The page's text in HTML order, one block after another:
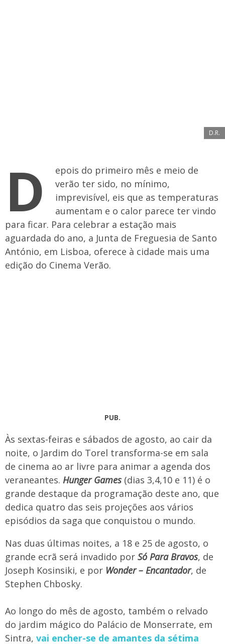
D.R.
D
epois do primeiro mês e meio de
verão ter sido, no mínimo,
imprevisível, eis que as temperaturas
aumentam e o calor parece ter vindo
para ficar. Para celebrar a estação mais
aguardada do ano, a Junta de Freguesia de Santo
António, em Lisboa, oferece à cidade mais uma
edição do Cinema Verão.
PUB.
Às sextas-feiras e sábados de agosto, ao cair da
noite, o Jardim do Torel transforma-se em sala
de cinema ao ar livre para animar a agenda dos
veraneantes. Hunger Games (dias 3,4,10 e 11) é o
grande destaque da programação deste ano, que
dedica quatro das seis projeções aos vários
episódios da saga que conquistou o mundo.
Nas duas últimas noites, a 18 e 25 de agosto, o
grande ecrã será invadido por Só Para Bravos, de
Joseph Kosinsiki, e por Wonder – Encantador, de
Stephen Chbosky.
Ao longo do mês de agosto, também o relvado
do jardim mágico do Palácio de Monserrate, em
Sintra, vai encher-se de amantes da sétima